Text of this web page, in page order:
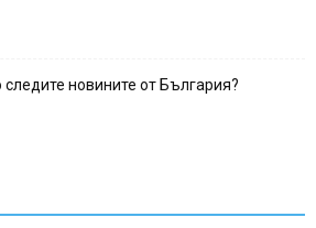
новините от България?